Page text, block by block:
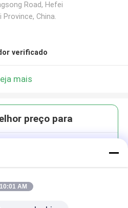
Road, Hefei
Province, China.
verificado
mais
preço para
10:01 AM